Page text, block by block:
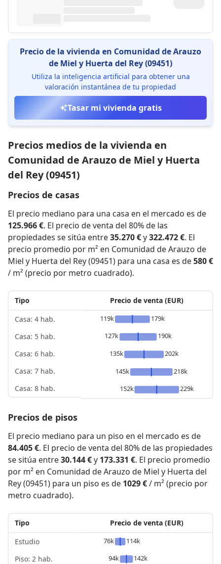
Precio de la vivienda en Comunidad de Arauzo
de Miel y Huerta del Rey (09451)
Utiliza la inteligencia artificial para obtener una
valoración instantánea de tu propiedad
Tasar mi vivienda gratis
Precios medios de la vivienda en
Comunidad de Arauzo de Miel y Huerta
del Rey (09451)
Precios de casas
El precio mediano para una casa en el mercado es de
125.966 €. El precio de venta del 80% de las
propiedades se sitúa entre35.270 €y322.472 €. El
precio promedio por m² en Comunidad de Arauzo de
Miel y Huerta del Rey (09451) para una casa es de580 €
/ m² (precio por metro cuadrado).
Tipo
Casa: 4 hab.
Casa: 5 hab.
Casa: 6 hab.
Casa: 7 hab.
Casa: 8 hab.
Precio de venta (EUR)
119k
179k
127k
190k
135k
202k
145k
218k
152k
229k
Precios de pisos
El precio mediano para un piso en el mercado es de
84.405 €. El precio de venta del 80% de las propiedades
se sitúa entre30.144 €y 173.331 €. El precio promedio
por m² en Comunidad de Arauzo de Miel y Huerta del
Rey (09451) para un piso es de 1029 €/ m² (precio por
metro cuadrado).
Tipo
Estudio
Piso: 2 hab.
Precio de venta (EUR)
76k
114k
94k
142k